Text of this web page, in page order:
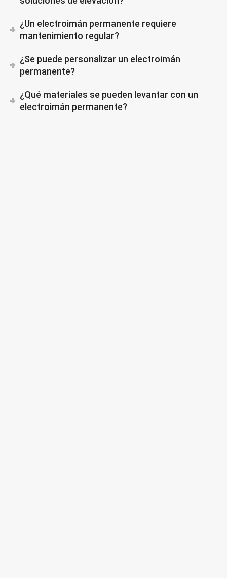
¿Un electroimán permanente requiere
mantenimiento regular?
¿Se puede personalizar un electroimán
permanente?
¿Qué materiales se pueden levantar con un
electroimán permanente?